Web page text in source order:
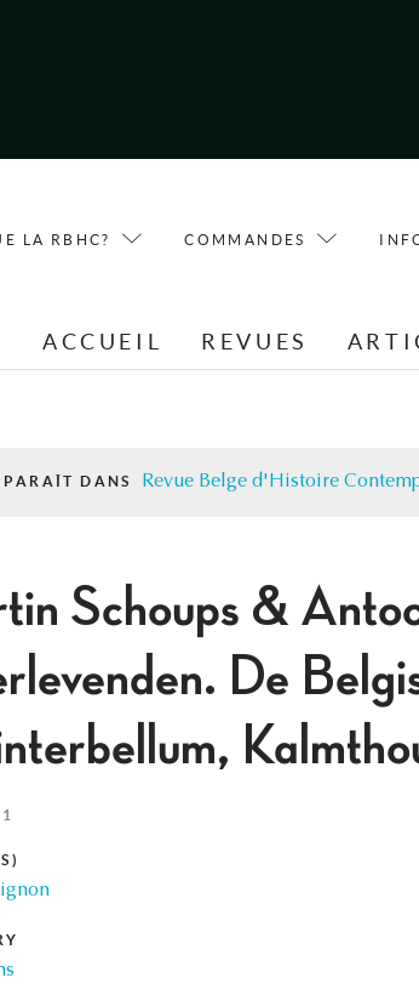
LA RBHC? COMMANDES
ACCUEIL REVUES
DANS Revue Belge d'Histoire
Schoups &
De